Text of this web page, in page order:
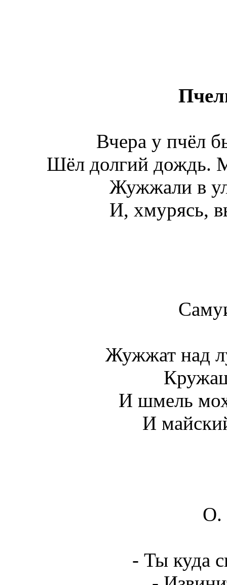
Вчера у пчёл
Шёл долгий дождь.
Жужжали в
И, хмурясь,
Жужжат над
И шмель
И
О.
- Ты куда